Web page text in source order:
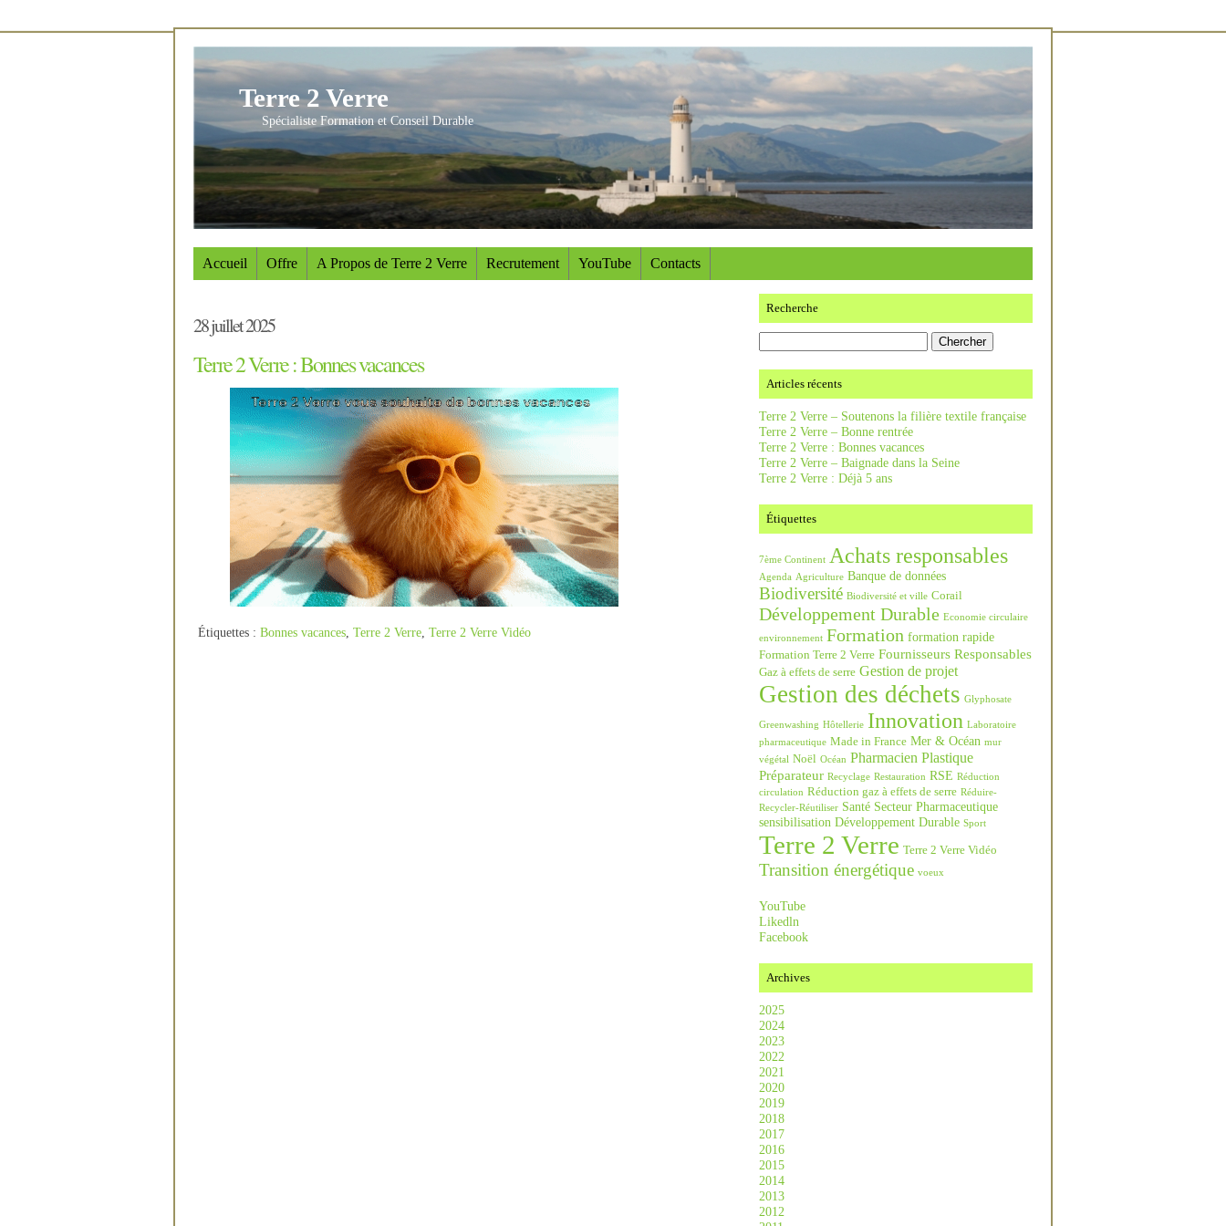
Terre 2 Verre
Spécialiste Formation et Conseil Durable
Accueil Offre A Propos de Terre 2 Verre Recrutement YouTube Contacts
28 juillet 2025
Terre 2 Verre : Bonnes vacances
Étiquettes : Bonnes vacances Terre 2 Verre Terre 2 Verre Vidéo
Recherche
Articles récents
Terre 2 Verre – Soutenons la filière textile française
Terre 2 Verre – Bonne rentrée
Terre 2 Verre : Bonnes vacances
Terre 2 Verre – Baignade dans la Seine
Terre 2 Verre : Déjà 5 ans
Étiquettes
7ème Continent Achats responsables
Agenda Agriculture Banque de données
Biodiversité Biodiversité et ville Corail
Développement Durable Economie circulaire
environnement Formation formation rapide
Formation Terre 2 Verre Fournisseurs Responsables
Gaz à effets de serre Gestion de projet
Gestion des déchets Glyphosate
Greenwashing Hôtellerie Innovation Laboratoire
pharmaceutique Made in France Mer & Océan mur
végétal Noël Océan Pharmacien Plastique
Préparateur Recyclage Restauration RSE Réduction
circulation Réduction gaz à effets de serre Réduire-
Recycler-Réutiliser Santé Secteur Pharmaceutique
sensibilisation Développement Durable Sport
Terre 2 Verre Terre 2 Verre Vidéo
Transition énergétique voeux
YouTube
Likedln
Facebook
Archives
2025
2024
2023
2022
2021
2020
2019
2018
2017
2016
2015
2014
2013
2012